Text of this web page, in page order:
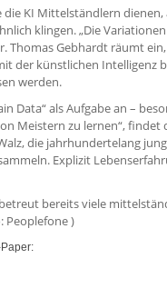
KI Mittelständlern
klingen. „Die
Thomas Gebhardt räumt ein,
der künstlichen Intelligenz
werden.
Data“ als Aufgabe an –
Meistern zu lernen“, findet
die jahrhundertelang
Explizit
bereits viele
Peoplefone )